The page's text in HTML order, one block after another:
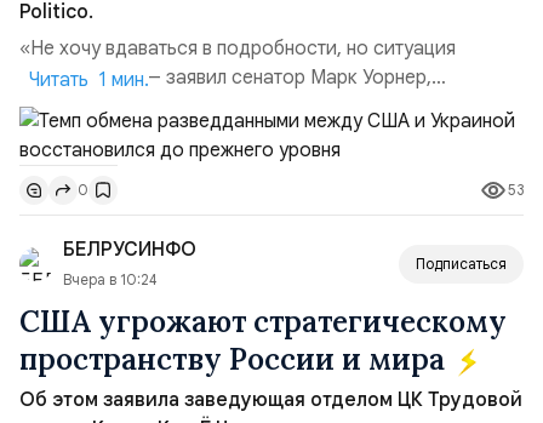
Politico.
«Не хочу вдаваться в подробности, но ситуация
улучшилась», — заявил сенатор Марк Уорнер,
высокопоставленный член комитета по разведке,
добавив, что использование Украиной беспилотников и
ракет большой дальности позволило ей наносить
удары вглубь российской территории и укрепило её
позиции.Сотрудничество со стороны США стало
ключом к позитивному пов...
Читать 1 мин.
0 53
БЕЛРУСИНФО
Вчера в 10:24
Подписаться
США угрожают стратегическому
пространству России и мира
Об этом заявила заведующая отделом ЦК Трудовой